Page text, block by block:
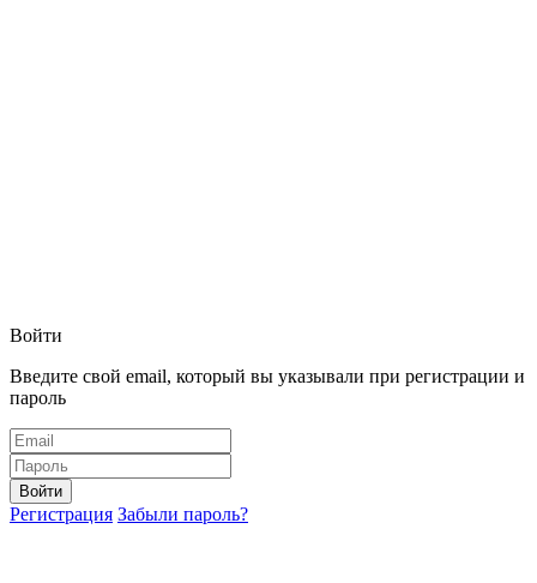
Войти
Введите свой email, который вы указывали при регистрации и
пароль
Войти
Регистрация Забыли пароль?